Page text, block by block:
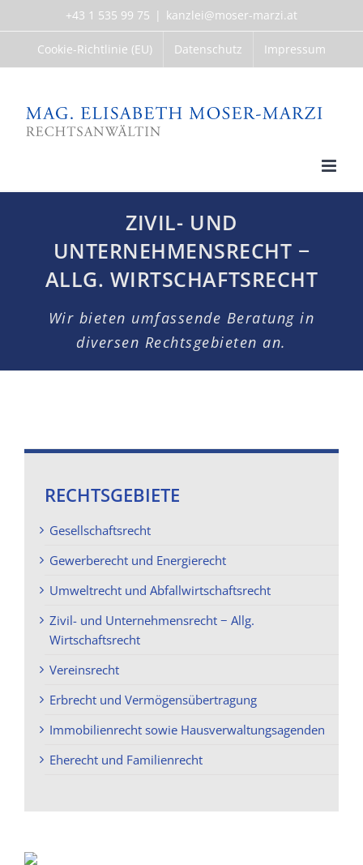
to
content
+43 1 535 99 75 | kanzlei@moser-marzi.at
Cookie-Richtlinie (EU) Datenschutz Impressum
ZIVIL- UND
UNTERNEHMENSRECHT −
ALLG. WIRTSCHAFTSRECHT
Wir bieten umfassende Beratung in
diversen Rechtsgebieten an.
RECHTSGEBIETE
Gesellschaftsrecht
Gewerberecht und Energierecht
Umweltrecht und Abfallwirtschaftsrecht
Zivil- und Unternehmensrecht − Allg.
Wirtschaftsrecht
Vereinsrecht
Erbrecht und Vermögensübertragung
Immobilienrecht sowie Hausverwaltungsagenden
Eherecht und Familienrecht